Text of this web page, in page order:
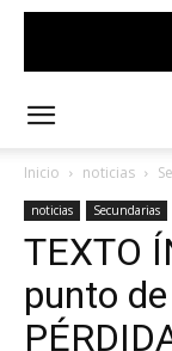
Inicio noticias
noticias Secundarias
TEXTO
punto